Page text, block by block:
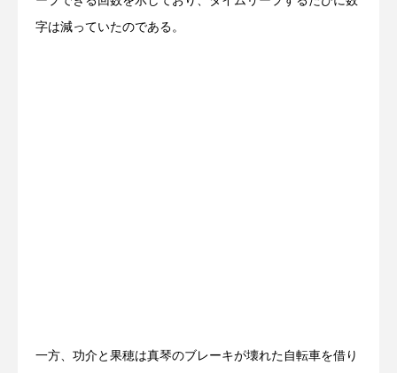
字は減っていたのである。
一方、功介と果穂は真琴のブレーキが壊れた自転車を借り